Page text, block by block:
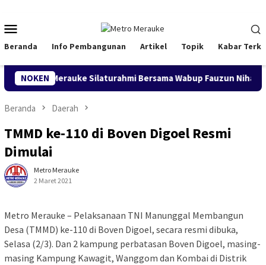
konten
Mobile
Beranda Info Pembangunan Artikel Topik Kabar
NOKEN
Merauke Silaturahmi Bersama Wabup Fauzun Nihayah
Beranda Daerah
TMMD ke-110 di Boven Digoel Resmi
Dimulai
Metro Merauke
2 Maret 2021
Metro Merauke – Pelaksanaan TNI Manunggal Membangun
Desa (TMMD) ke-110 di Boven Digoel, secara resmi dibuka,
Selasa (2/3). Dan 2 kampung perbatasan Boven Digoel, masing-
masing Kampung Kawagit, Wanggom dan Kombai di Distrik